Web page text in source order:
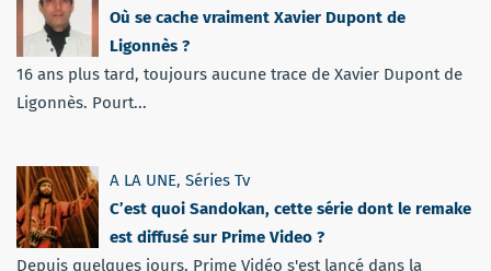
Où se cache vraiment Xavier Dupont de
Ligonnès ?
16 ans plus tard, toujours aucune trace de Xavier Dupont de
Ligonnès. Pourt...
A LA UNE, Séries Tv
C’est quoi Sandokan, cette série dont le remake
est diffusé sur Prime Video ?
Depuis quelques jours, Prime Vidéo s'est lancé dans la